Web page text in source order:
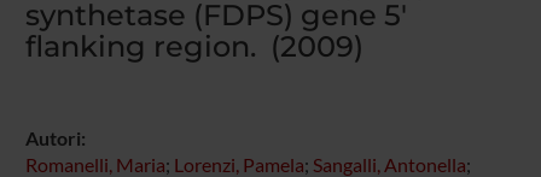
synthetase (FDPS) gene 5'
flanking region. (2009)
Autori:
Romanelli, Maria; Lorenzi, Pamela; Sangalli, Antonella;